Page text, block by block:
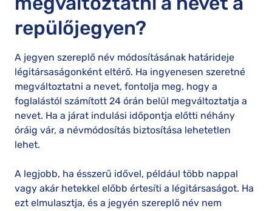
repülőjegyen?
A jegyen szereplő név módosításának határideje
légitársaságonként eltérő. Ha ingyenesen szeretné
megváltoztatni a nevet, fontolja meg, hogy a
foglalástól számított 24 órán belül megváltoztatja a
nevet. Ha a járat indulási időpontja előtti néhány
óráig vár, a névmódosítás biztosítása lehetetlen
lehet.
A legjobb, ha ésszerű idővel, például több nappal
vagy akár hetekkel előbb értesíti a légitársaságot. Ha
ezt elmulasztja, és a jegyén szereplő név nem